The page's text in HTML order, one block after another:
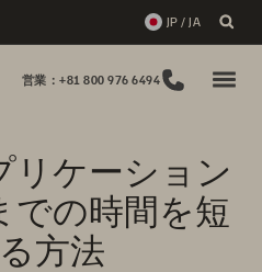
JP / JA
営業：+81 800 976 6494
リケーション
での時間を短
方法